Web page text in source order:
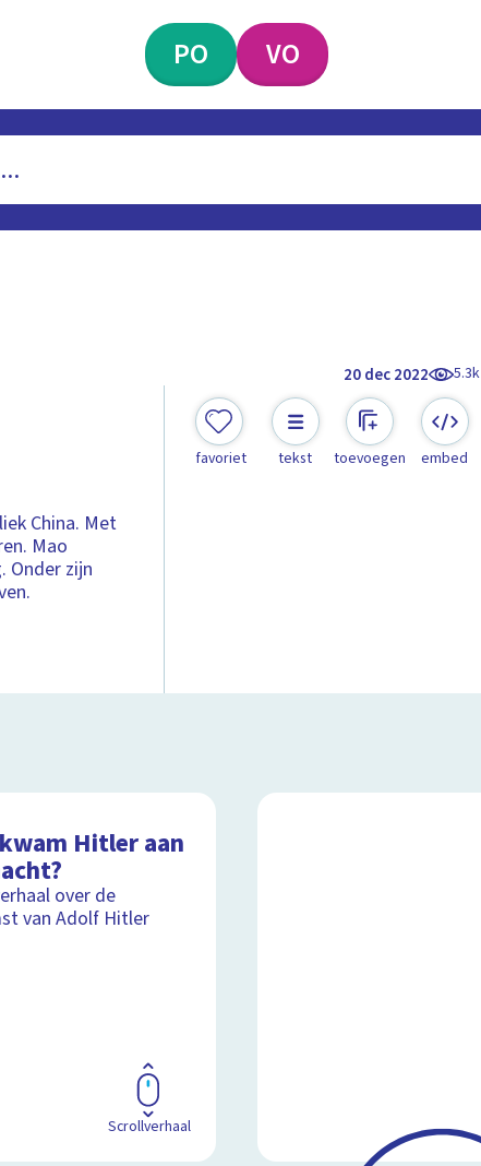
PO VO
20 dec 2022 5.3k
China. Met
Mao
Onder zijn
favoriet tekst toevoegen embed
Hitler aan
over de
van Adolf Hitler
Scrollverhaal